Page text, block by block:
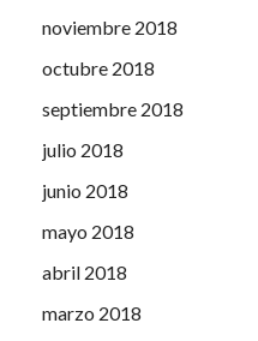
noviembre 2018
octubre 2018
septiembre 2018
julio 2018
junio 2018
mayo 2018
abril 2018
marzo 2018